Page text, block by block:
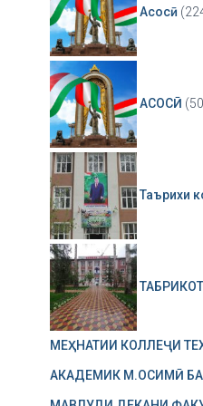
Асосӣ
АСОСӢ
Таърихи
МЕҲНАТИИ КОЛЛЕҶИ
АКАДЕМИК М.ОСИМӢ